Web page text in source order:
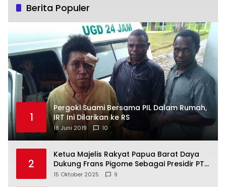
Berita Populer
1
Pergoki Suami Bersama PIL Dalam Rumah,
IRT Ini Dilarikan ke RS
18 Juni 2019 10
2
Ketua Majelis Rakyat Papua Barat Daya
Dukung Frans Pigome Sebagai Presidir PT
Freeport Indonesia
15 Oktober 2025 9